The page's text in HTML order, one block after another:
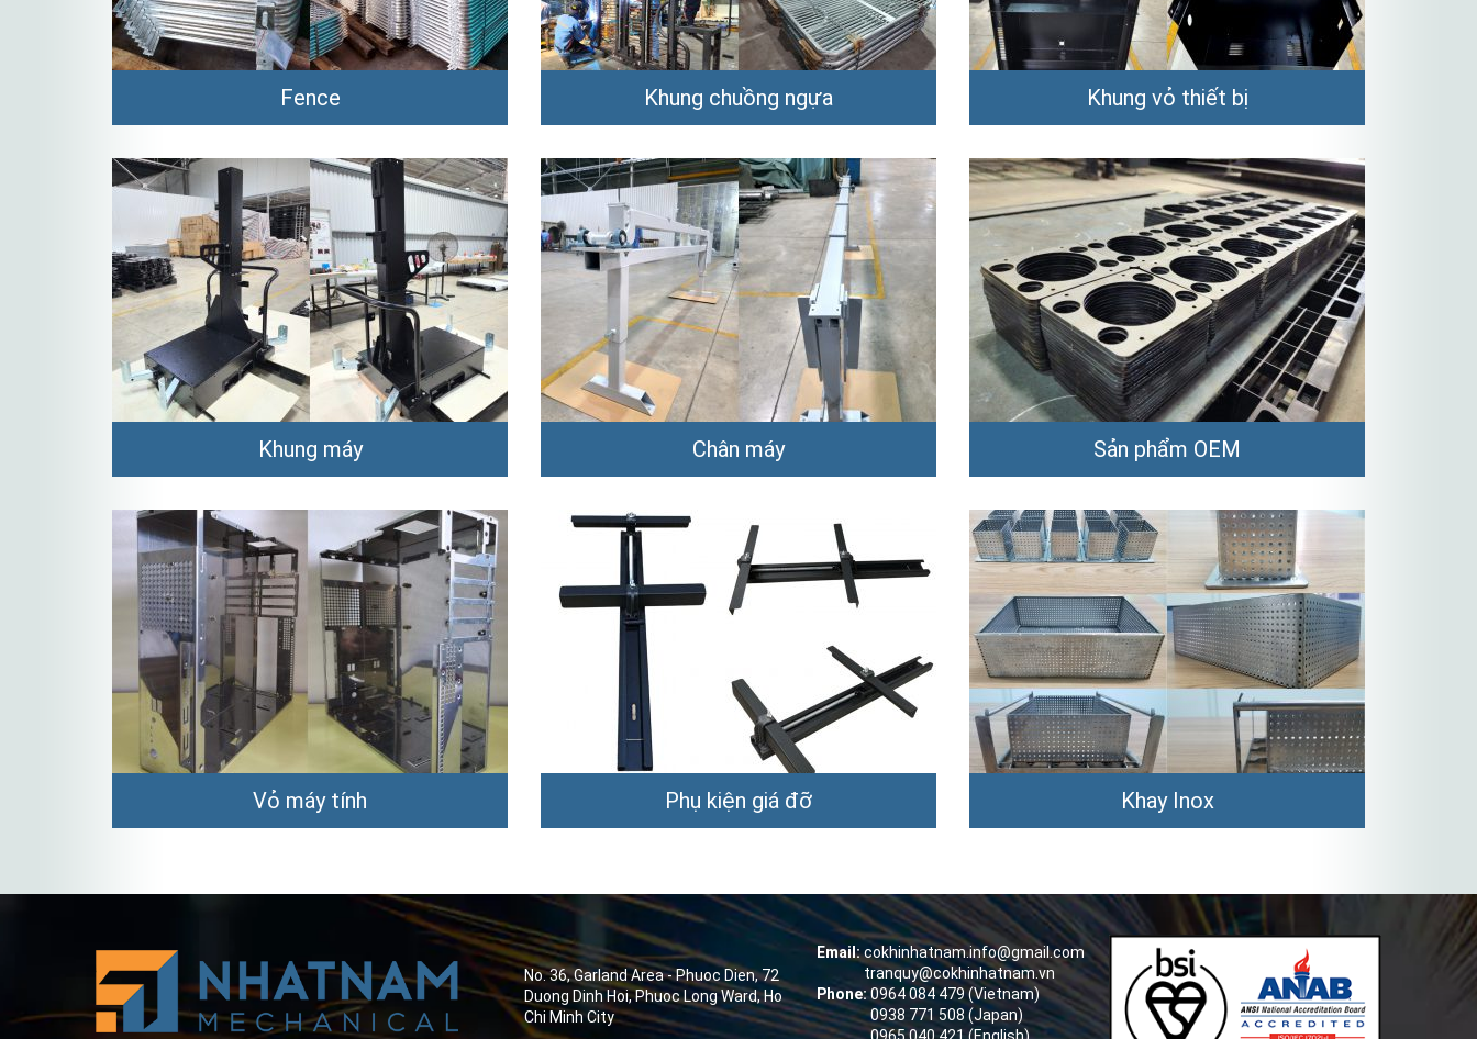
Fence Khung chuồng ngựa Khung vỏ thiết bị
Khung máy Chân máy Sản phẩm OEM
Vỏ máy tính Phụ kiện giá đỡ Khay Inox
No. 36, Garland Area - Phuoc Dien, 72
Duong Dinh Hoi, Phuoc Long Ward, Ho
Chi Minh City
Email:cokhinhatnam.info@gmail.com
tranquy@cokhinhatnam.vn
Phone:0964 084 479 (Vietnam)
0938 771 508 (Japan)
0965 040 421 (English)